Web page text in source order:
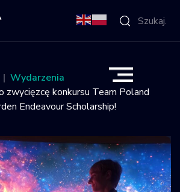
Wydarzenia
zwycięzcę konkursu Team Poland
Endeavour Scholarship!